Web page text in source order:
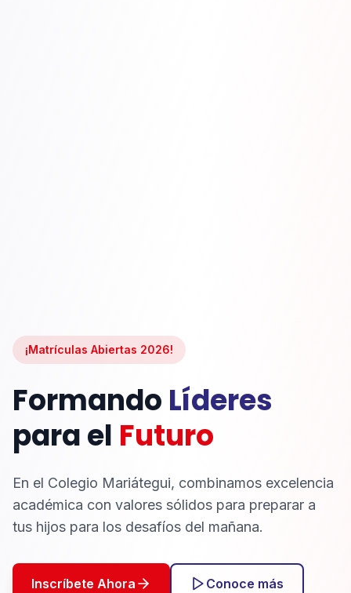
¡Matrículas Abiertas 2026!
Formando Líderes
para el Futuro
En el Colegio Mariátegui, combinamos excelencia
académica con valores sólidos para preparar a
tus hijos para los desafíos del mañana.
Inscríbete Ahora Conoce más